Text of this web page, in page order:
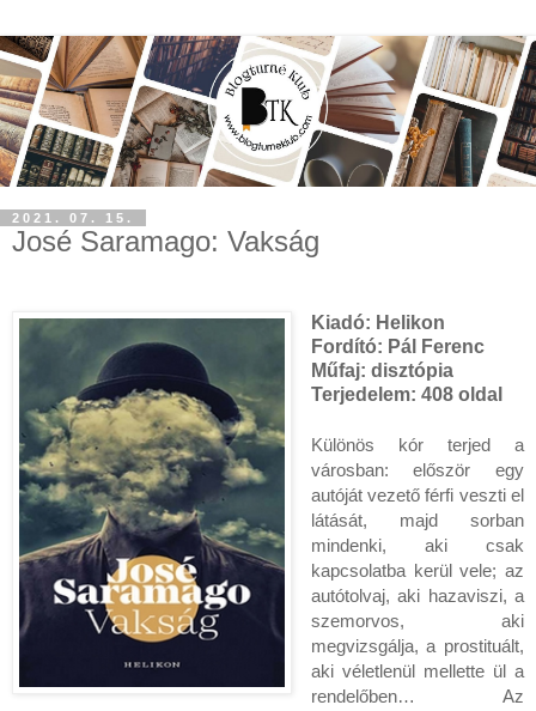
2021. 07. 15.
José Saramago: Vakság
Kiadó: Helikon
Fordító: Pál Ferenc
Műfaj: disztópia
Terjedelem: 408 oldal
Különös kór terjed a
városban: először egy
autóját vezető férfi veszti el
látását, majd sorban
mindenki, aki csak
kapcsolatba kerül vele; az
autótolvaj, aki hazaviszi, a
szemorvos, aki
megvizsgálja, a prostituált,
aki véletlenül mellette ül a
rendelőben… Az